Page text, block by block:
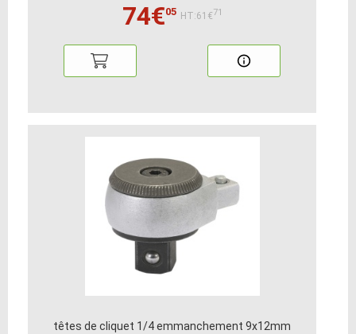
74€05 HT:61€71
têtes de cliquet 1/4 emmanchement 9x12mm